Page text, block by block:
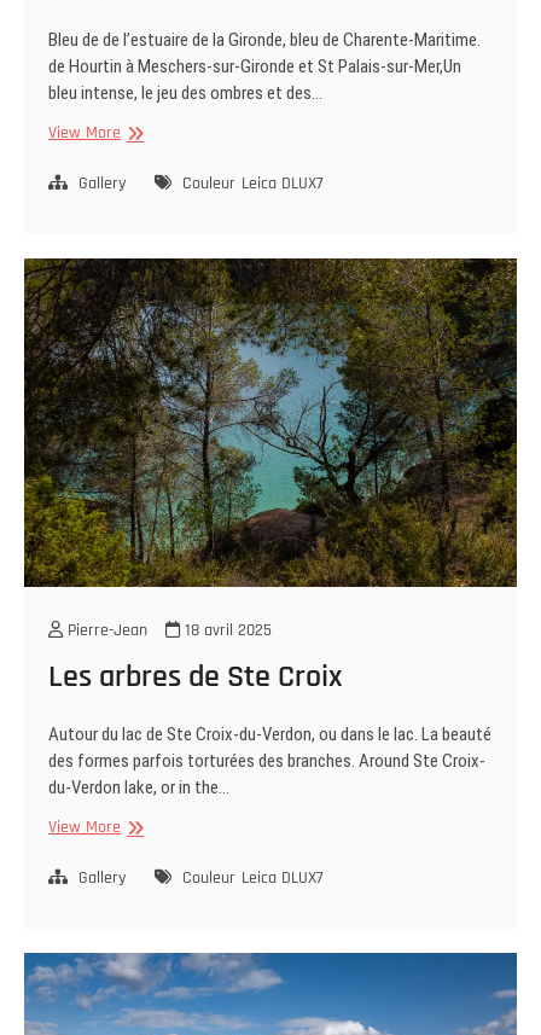
Bleu de de l’estuaire de la Gironde, bleu de Charente-Maritime.
de Hourtin à Meschers-sur-Gironde et St Palais-sur-Mer,Un
bleu intense, le jeu des ombres et des…
View More Bleu
Gallery Couleur Leica DLUX7
Pierre-Jean 18 avril 2025
Les arbres de Ste Croix
Autour du lac de Ste Croix-du-Verdon, ou dans le lac. La beauté
des formes parfois torturées des branches. Around Ste Croix-
du-Verdon lake, or in the…
View More Les
de
Gallery Couleur Leica DLUX7